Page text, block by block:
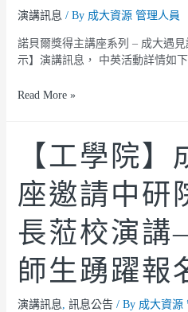
演講訊息 / By 成大資源 管理人員
諾貝爾獎得主講座系列 – 成大遇
示】演講訊息， 中英活動詳情如
Read More »
【工學院】
座邀請中研
長蒞校演
師生踴躍報
演講訊息, 訊息公告/ By 成大資源